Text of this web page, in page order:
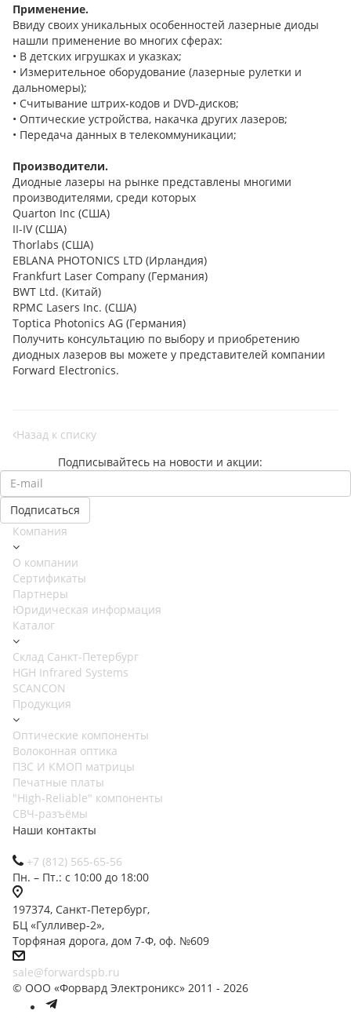
Применение.
Ввиду своих уникальных особенностей лазерные диоды
нашли применение во многих сферах:
• В детских игрушках и указках;
• Измерительное оборудование (лазерные рулетки и
дальномеры);
• Считывание штрих-кодов и DVD-дисков;
• Оптические устройства, накачка других лазеров;
• Передача данных в телекоммуникации;
Производители.
Диодные лазеры на рынке представлены многими
производителями, среди которых
Quarton Inc (США)
II-IV (США)
Thorlabs (США)
EBLANA PHOTONICS LTD (Ирландия)
Frankfurt Laser Company (Германия)
BWT Ltd. (Китай)
RPMC Lasers Inc. (США)
Toptica Photonics AG (Германия)
Получить консультацию по выбору и приобретению
диодных лазеров вы можете у представителей компании
Forward Electronics.
Назад к списку
Подписывайтесь на новости и акции:
Компания
О компании
Сертификаты
Партнеры
Юридическая информация
Каталог
Cклад Санкт-Петербург
HGH Infrared Systems
SCANCON
Продукция
Оптические компоненты
Волоконная оптика
ПЗС И КМОП матрицы
Печатные платы
"High-Reliable" компоненты
СВЧ-разъёмы
Наши контакты
+7 (812) 565-65-56
Пн. – Пт.: с 10:00 до 18:00
197374, Санкт-Петербург,
БЦ «Гулливер-2»,
Торфяная дорога, дом 7-Ф, оф. №609
sale@forwardspb.ru
© ООО «Форвард Электроникс» 2011 - 2026